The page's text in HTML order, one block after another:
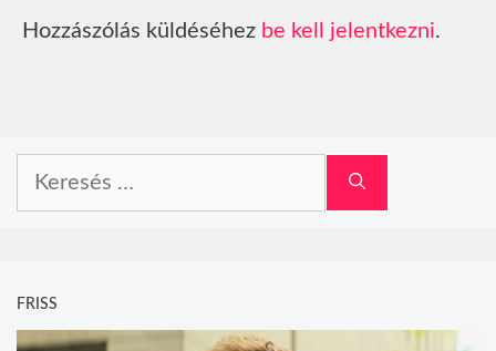
Hozzászólás küldéséhez be kell jelentkezni.
FRISS